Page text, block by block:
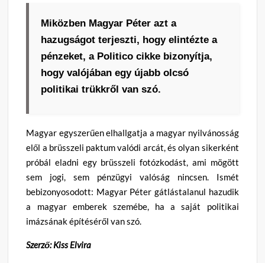
Miközben Magyar Péter azt a
hazugságot terjeszti, hogy elintézte a
pénzeket, a Politico cikke bizonyítja,
hogy valójában egy újabb olcsó
politikai trükkről van szó.
Magyar egyszerűen elhallgatja a magyar nyilvánosság
elől a brüsszeli paktum valódi arcát, és olyan sikerként
próbál eladni egy brüsszeli fotózkodást, ami mögött
sem jogi, sem pénzügyi valóság nincsen. Ismét
bebizonyosodott: Magyar Péter gátlástalanul hazudik
a magyar emberek szemébe, ha a saját politikai
imázsának építéséről van szó.
Szerző: Kiss Elvira